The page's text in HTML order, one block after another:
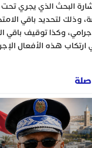
البحث الذي يجري تحت
وذلك لتحديد باقي
وكذا توقيف
هذه الأفعال